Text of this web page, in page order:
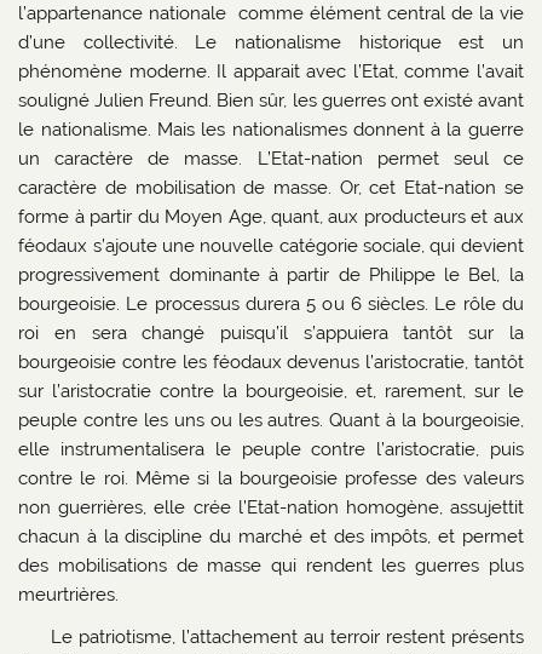
l’appartenance nationale comme élément central de la vie
d’une collectivité. Le nationalisme historique est un
phénomène moderne. Il apparait avec l’Etat, comme l’avait
souligné Julien Freund. Bien sûr, les guerres ont existé avant
le nationalisme. Mais les nationalismes donnent à la guerre
un caractère de masse. L’Etat-nation permet seul ce
caractère de mobilisation de masse. Or, cet Etat-nation se
forme à partir du Moyen Age, quant, aux producteurs et aux
féodaux s’ajoute une nouvelle catégorie sociale, qui devient
progressivement dominante à partir de Philippe le Bel, la
bourgeoisie. Le processus durera 5 ou 6 siècles. Le rôle du
roi en sera changé puisqu’il s’appuiera tantôt sur la
bourgeoisie contre les féodaux devenus l’aristocratie, tantôt
sur l’aristocratie contre la bourgeoisie, et, rarement, sur le
peuple contre les uns ou les autres. Quant à la bourgeoisie,
elle instrumentalisera le peuple contre l’aristocratie, puis
contre le roi. Même si la bourgeoisie professe des valeurs
non guerrières, elle crée l’Etat-nation homogène, assujettit
chacun à la discipline du marché et des impôts, et permet
des mobilisations de masse qui rendent les guerres plus
meurtrières.
Le patriotisme, l’attachement au terroir restent présents